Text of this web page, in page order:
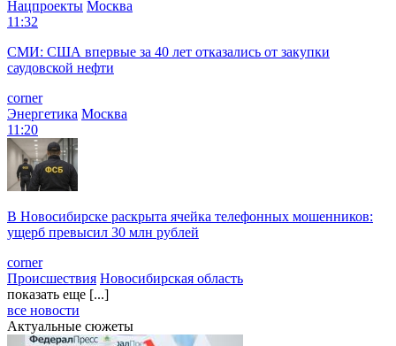
Нацпроекты Москва
11:32
СМИ: США впервые за 40 лет отказались от закупки
саудовской нефти
corner
Энергетика Москва
11:20
В Новосибирске раскрыта ячейка телефонных мошенников:
ущерб превысил 30 млн рублей
corner
Происшествия Новосибирская область
показать еще [...]
все новости
Актуальные сюжеты